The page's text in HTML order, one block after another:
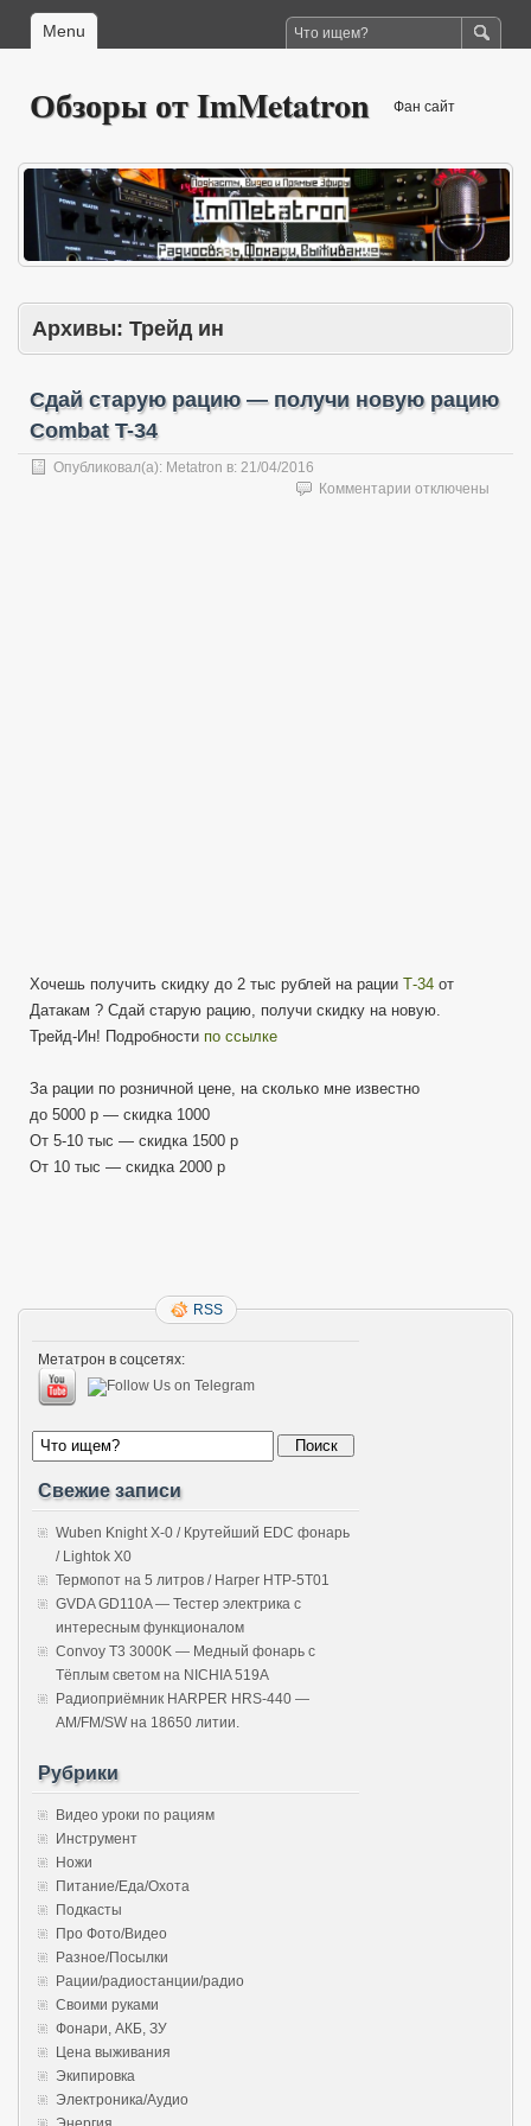
Menu
Обзоры от ImMetatron Фан сайт
Архивы: Трейд ин
Сдай старую рацию — получи новую рацию
Combat T-34
Опубликовал(а): Metatron в: 21/04/2016
Комментарии котключены
Хочешь получить скидку до 2 тыс рублей на рации Т-34 от
Датакам ? Сдай старую рацию, получи скидку на новую.
Трейд-Ин! Подробности по ссылке
За рации по розничной цене, на сколько мне известно
до 5000 р — скидка 1000
От 5-10 тыс — скидка 1500 р
От 10 тыс — скидка 2000 р
RSS
Метатрон в соцсетях:
Свежие записи
Wuben Knight X-0 / Крутейший EDC фонарь
/ Lightok X0
Термопот на 5 литров / Harper HTP-5T01
GVDA GD110A — Тестер электрика с
интересным функционалом
Convoy T3 3000K — Медный фонарь с
Тёплым светом на NICHIA 519A
Радиоприёмник HARPER HRS-440 —
AM/FM/SW на 18650 литии.
Рубрики
Видео уроки по рациям
Инструмент
Ножи
Питание/Еда/Охота
Подкасты
Про Фото/Видео
Разное/Посылки
Рации/радиостанции/радио
Своими руками
Фонари, АКБ, ЗУ
Цена выживания
Экипировка
Электроника/Аудио